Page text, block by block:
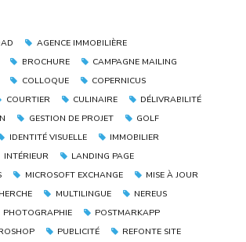
AGENCE IMMOBILIÈRE
BROCHURE
CAMPAGNE MAILING
COLLOQUE
COPERNICUS
COURTIER CULINAIRE
DÉLIVRABILITÉ
GESTION DE PROJET
GOLF
IDENTITÉ VISUELLE
IMMOBILIER
INTÉRIEUR
LANDING PAGE
MICROSOFT EXCHANGE
MISE À JOUR
MULTILINGUE
NEREUS
PHOTOGRAPHIE
POSTMARKAPP
PUBLICITÉ
REFONTE SITE